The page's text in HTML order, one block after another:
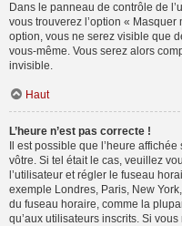
Dans le panneau de contrôle de
vous trouverez l’option «
option, vous ne serez visible que
vous-même. Vous serez alors
invisible.
Haut
L’heure n’est pas correcte !
Il est possible que l’heure
vôtre. Si tel était le cas, veuillez
l’utilisateur et régler le fuseau
exemple Londres, Paris, New
du fuseau horaire, comme la
qu’aux utilisateurs inscrits. Si vous